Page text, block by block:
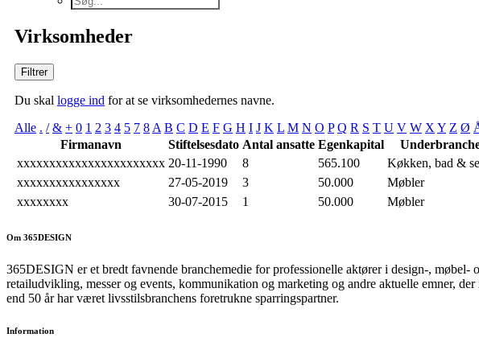
Virksomheder
Filtrer
Du skal logge ind for at se virksomhedernes navne.
Alle . / & + 0 1 2 3 4 5 7 8 A B C D E F G H I J K L M N O P Q R S T U V W X Y Z Ø
Firmanavn
Stiftelsesdato Antal ansatte Egenkapital
xxxxxxxxxxxxxxxxxxxxxxx 20-11-1990 8 565.100
Køkken, bad &
xxxxxxxxxxxxxxxx
27-05-2019 3 50.000
Møbler
xxxxxxxx
30-07-2015 1 50.000 Møbler
Om 365DESIGN
365DESIGN er et bredt favnende branchemedie for professionelle aktører i design-,
retailudvikling, messer og events, kommunikation og marketing og andre aktuelle emner,
end 50 år har været livsstilsbranchens foretrukne sparringspartner.
Information